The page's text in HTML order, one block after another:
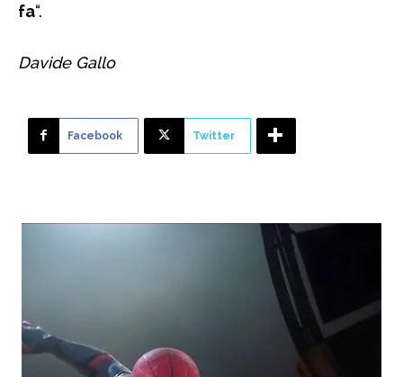
fa“.
Davide Gallo
Facebook Twitter